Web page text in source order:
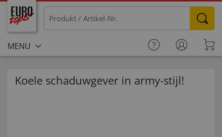
MENU
Koele schaduwgever in army-stijl!